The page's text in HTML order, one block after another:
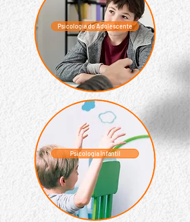
Psicologia do Adolescente
Psicologia Infantil